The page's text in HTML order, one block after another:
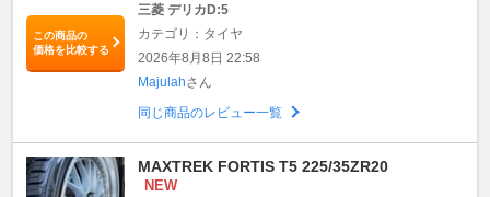
この商品の
価格を比較する
三菱 デリカD:5
カテゴリ：タイヤ
2026年8月8日 22:58
Majulahさん
同じ商品のレビュー一覧
MAXTREK FORTIS T5 225/35ZR20
NEW